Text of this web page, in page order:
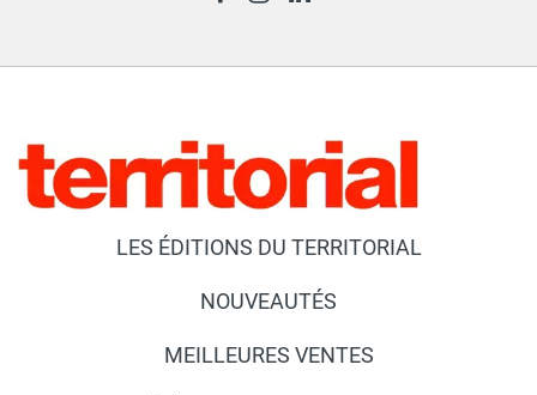
LES ÉDITIONS DU TERRITORIAL
NOUVEAUTÉS
MEILLEURES VENTES